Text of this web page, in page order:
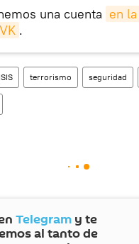
una cuenta en
.
ISIS terrorismo seguridad
Telegram y te
al tanto de